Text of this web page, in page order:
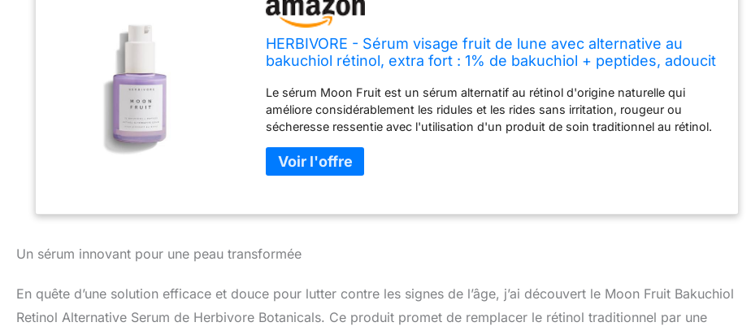
HERBIVORE - Sérum visage fruit de lune avec alternative au
bakuchiol rétinol, extra fort : 1% de bakuchiol + peptides, adoucit
Le sérum Moon Fruit est un sérum alternatif au rétinol d'origine naturelle qui
améliore considérablement les ridules et les rides sans irritation, rougeur ou
sécheresse ressentie avec l'utilisation d'un produit de soin traditionnel au rétinol.
imite les bienfaits adoucissants et raffermissants du rétinol traditionnel et un
mélange de superfruits contenant des vitamines C, E, B5 pour aider à réduire les
fois par jour sur une période de 6 semaines, les consommateurs ont signalé une
aucun signe d'irritation. Mode d'emploi : appliquez 1 ou 2 doses sur une peau
nettoyée chaque nuit, puis avec votre crème hydratante préférée. Pour des
HERBIVORE Phoenix comme étape finale. Croyez au pouvoir des plantes ; chez
Herbivore, nous créons des plantes, cliniquement efficaces, sans danger pour
Un sérum innovant pour une peau transformée
En quête d’une solution efficace et douce pour lutter contre les signes de l’âge, j’ai découvert le Moon Fruit Bakuchiol
Retinol Alternative Serum de Herbivore Botanicals. Ce produit promet de remplacer le rétinol traditionnel par une